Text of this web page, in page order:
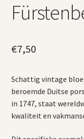
€7,50
Schattig vintage
beroemde Duitse
in 1747, staat
kwaliteit en